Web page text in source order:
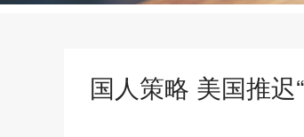
国人策略 美国推